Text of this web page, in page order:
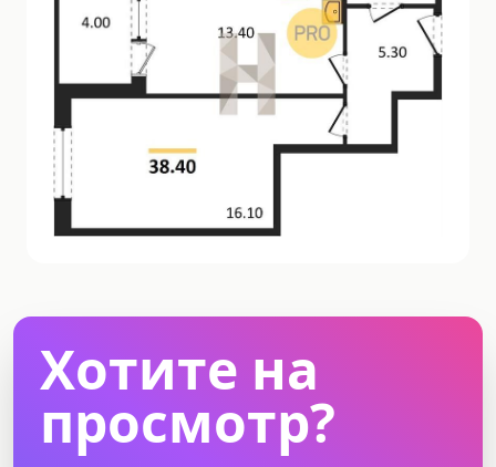
Хотите на
просмотр?